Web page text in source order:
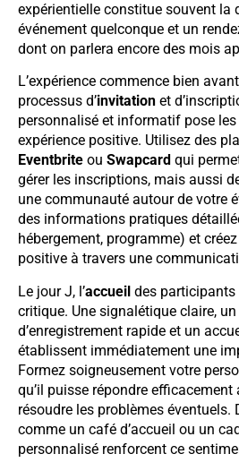
expérientielle constitue souvent la
événement quelconque et un
dont on parlera encore des mois
L’expérience commence bien
processus d’invitation et
personnalisé et informatif pose les
expérience positive. Utilisez des
Eventbrite ou Swapcard qui
gérer les inscriptions, mais aussi
une communauté autour de votre
des informations pratiques
hébergement, programme) et
positive à travers une
Le jour J, l’accueil des participants
critique. Une signalétique claire,
d’enregistrement rapide et un
établissent immédiatement une
Formez soigneusement votre
qu’il puisse répondre
résoudre les problèmes éventuels.
comme un café d’accueil ou un
personnalisé renforcent ce